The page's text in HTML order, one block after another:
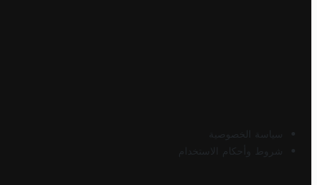
سياسة الخصوصية
شروط وأحكام الاستخدام